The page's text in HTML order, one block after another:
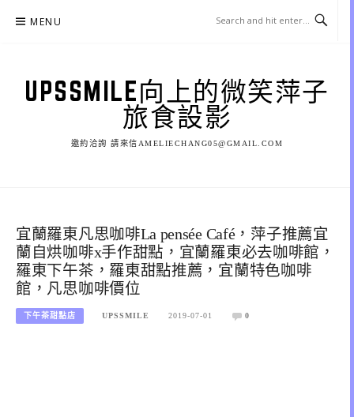
MENU
UPSSMILE向上的微笑萍子
旅食設影
邀約洽詢 請來信AMELIECHANG05@GMAIL.COM
宜蘭羅東凡思咖啡La pensée Café，萍子推薦宜
蘭自烘咖啡x手作甜點，宜蘭羅東必去咖啡館，
羅東下午茶，羅東甜點推薦，宜蘭特色咖啡
館，凡思咖啡價位
下午茶甜點店 UPSSMILE 2019-07-01 0